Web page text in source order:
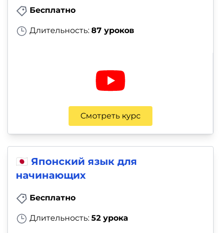
Бесплатно
Длительность: 87 уроков
Смотреть курс
🇯🇵 Японский язык для
начинающих
Бесплатно
Длительность: 52 урока